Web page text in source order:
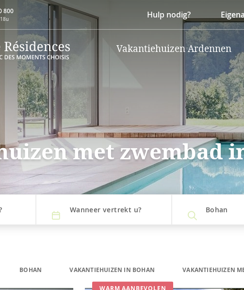
800 Hulp nodig?
Vakantiehuizen Ardennen
met zwembad
Wanneer vertrekt u? Bohan
BOHAN VAKANTIEHUIZEN IN BOHAN VAKANTIEHUIZEN